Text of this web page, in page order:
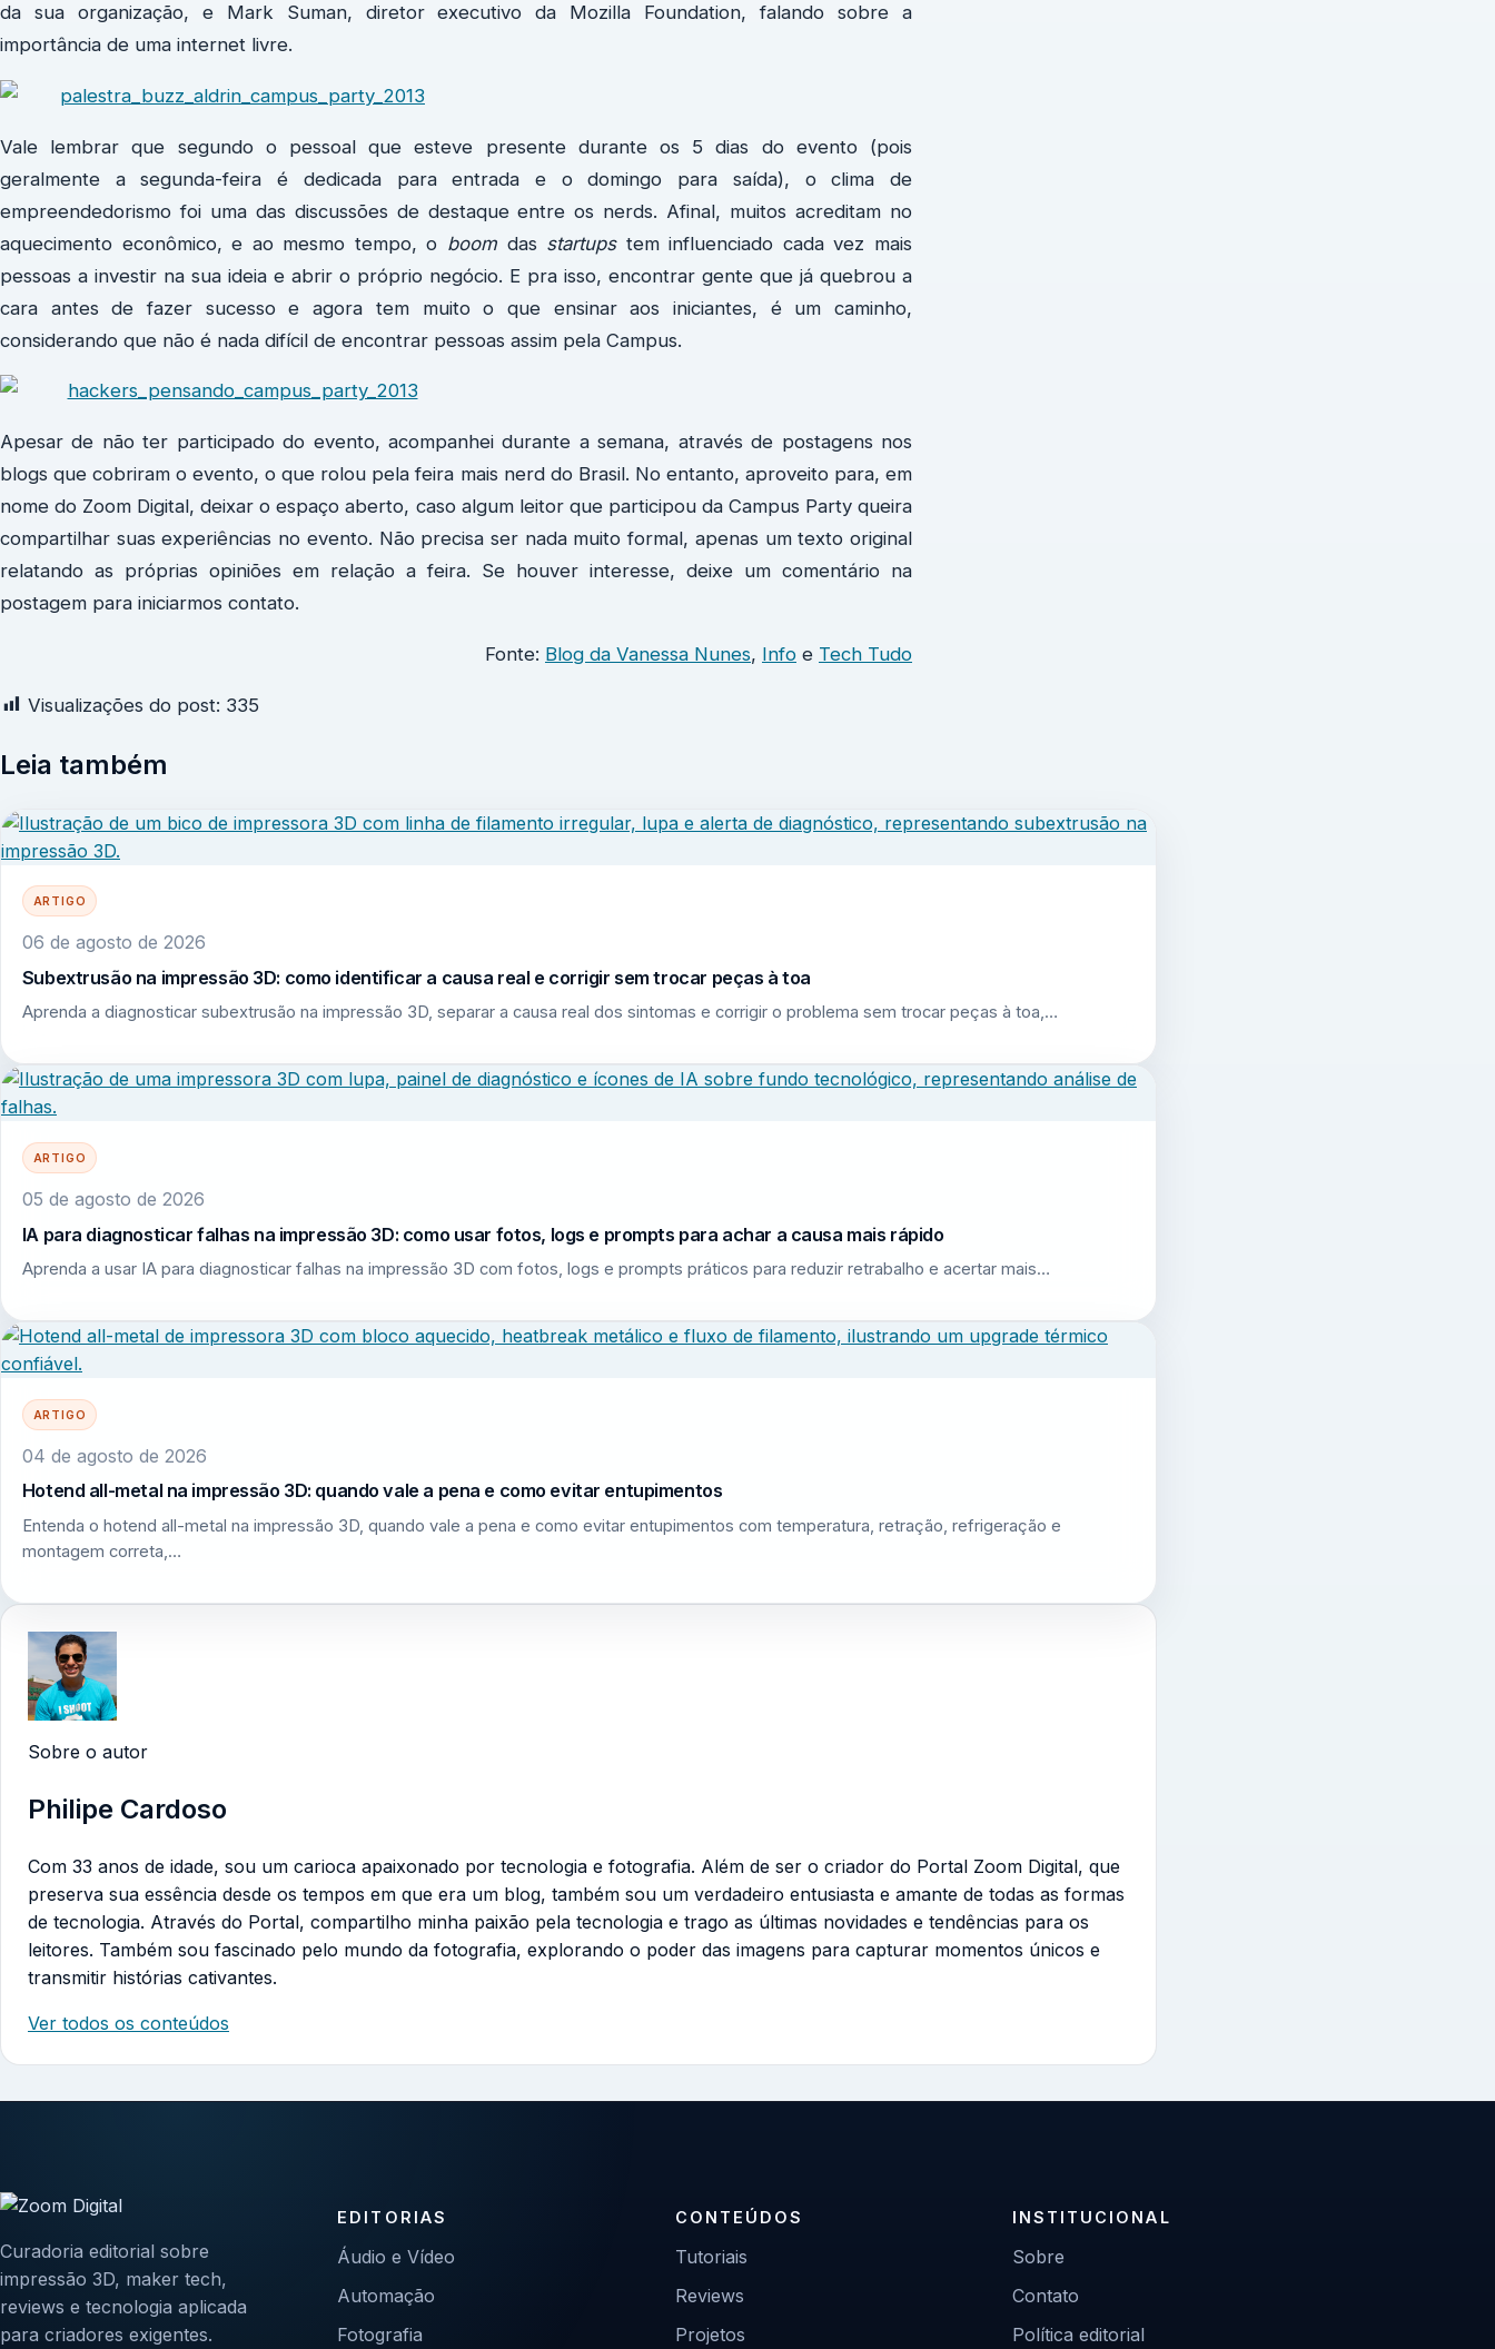
da sua organização, e Mark Suman, diretor executivo da Mozilla Foundation, falando sobre a
importância de uma internet livre.
Vale lembrar que segundo o pessoal que esteve presente durante os 5 dias do evento (pois
geralmente a segunda-feira é dedicada para entrada e o domingo para saída), o clima de
empreendedorismo foi uma das discussões de destaque entre os nerds. Afinal, muitos acreditam no
aquecimento econômico, e ao mesmo tempo, o boom das startupstem influenciado cada vez mais
pessoas a investir na sua ideia e abrir o próprio negócio. E pra isso, encontrar gente que já quebrou a
cara antes de fazer sucesso e agora tem muito o que ensinar aos iniciantes, é um caminho,
considerando que não é nada difícil de encontrar pessoas assim pela Campus.
Apesar de não ter participado do evento, acompanhei durante a semana, através de postagens nos
blogs que cobriram o evento, o que rolou pela feira mais nerd do Brasil. No entanto, aproveito para, em
nome do Zoom Digital, deixar o espaço aberto, caso algum leitor que participou da Campus Party queira
compartilhar suas experiências no evento. Não precisa ser nada muito formal, apenas um texto original
relatando as próprias opiniões em relação a feira. Se houver interesse, deixe um comentário na
postagem para iniciarmos contato.
Fonte: Blog da Vanessa Nunes, Info e Tech Tudo
Visualizações do post: 335
Leia também
ARTIGO
06 de agosto de 2026
Subextrusão na impressão 3D: como identificar a causa real e corrigir sem trocar peças à toa
Aprenda a diagnosticar subextrusão na impressão 3D, separar a causa real dos sintomas e corrigir o problema sem trocar peças à toa,…
ARTIGO
05 de agosto de 2026
IA para diagnosticar falhas na impressão 3D: como usar fotos, logs e prompts para achar a causa mais rápido
Aprenda a usar IA para diagnosticar falhas na impressão 3D com fotos, logs e prompts práticos para reduzir retrabalho e acertar mais…
ARTIGO
04 de agosto de 2026
Hotend all-metal na impressão 3D: quando vale a pena e como evitar entupimentos
Entenda o hotend all-metal na impressão 3D, quando vale a pena e como evitar entupimentos com temperatura, retração, refrigeração e
montagem correta,…
Sobre o autor
Philipe Cardoso
Com 33 anos de idade, sou um carioca apaixonado por tecnologia e fotografia. Além de ser o criador do Portal Zoom Digital, que
preserva sua essência desde os tempos em que era um blog, também sou um verdadeiro entusiasta e amante de todas as formas
de tecnologia. Através do Portal, compartilho minha paixão pela tecnologia e trago as últimas novidades e tendências para os
leitores. Também sou fascinado pelo mundo da fotografia, explorando o poder das imagens para capturar momentos únicos e
transmitir histórias cativantes.
Ver todos os conteúdos
Curadoria editorial sobre
impressão 3D, maker tech,
reviews e tecnologia aplicada
para criadores exigentes.
EDITORIAS
Áudio e Vídeo
Automação
Fotografia
CONTEÚDOS
Tutoriais
Reviews
Projetos
INSTITUCIONAL
Sobre
Contato
Política editorial